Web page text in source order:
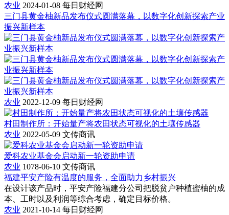
农业 2024-01-08 每日财经网
三门县黄金柚新品发布仪式圆满落幕，以数字化创新探索产业
振兴新样本
农业 2022-12-09 每日财经网
村田制作所：开始量产将农田状态可视化的土壤传感器
农业 2022-05-09 文传商讯
爱科农业基金会启动新一轮资助申请
农业 1078-06-10 文传商讯
福建平安产险有温度的服务，全面助力乡村振兴
在设计该产品时，平安产险福建分公司把脱贫户种植蜜柚的成
本、工时以及利润等综合考虑，确定目标价格。
农业 2021-10-14 每日财经网